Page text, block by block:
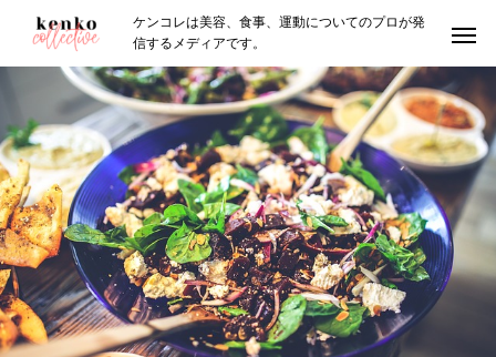
ケンコレは美容、食事、運動についてのプロが発
信するメディアです。